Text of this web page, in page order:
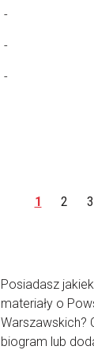
-
-
-
1 2 3
Posiadasz
materiały o
Warszawskich?
biogram lub